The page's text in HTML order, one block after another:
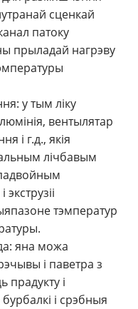
сценкай
патоку
прыладай нагрэву
у тым ліку
вентылятар
і г.д., якія
лічбавым
тэмператур
яна можа
і паветра з
прадукту і
і срэбныя